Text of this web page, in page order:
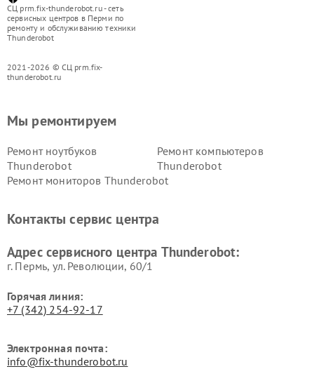
СЦ prm.fix-thunderobot.ru - сеть
сервисных центров в Перми по
ремонту и обслуживанию техники
Thunderobot
2021-2026 © СЦ prm.fix-
thunderobot.ru
Мы ремонтируем
Ремонт ноутбуков
Thunderobot
Ремонт компьютеров
Thunderobot
Ремонт мониторов Thunderobot
Контакты сервис центра
Адрес сервисного центра Thunderobot:
г. Пермь, ул. ​Революции, 60/1
Горячая линия:
+7 (342) 254-92-17
Электронная почта:
info@fix-thunderobot.ru